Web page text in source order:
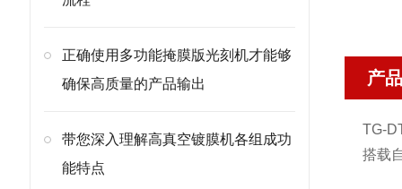
正确使用多功能掩膜版光刻机才能够
确保高质量的产品输出
带您深入理解高真空镀膜机各组成功
能特点
产
TG-
搭载